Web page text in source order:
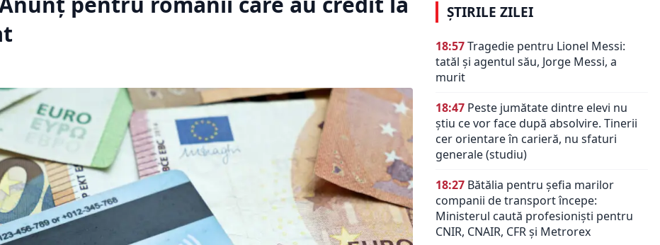
ȘTIRILE ZILEI
18:57Tragedie pentru Lionel Messi:
tatăl și agentul său, Jorge Messi, a
murit
18:47 Peste jumătate dintre elevi nu
știu ce vor face după absolvire. Tinerii
cer orientare în carieră, nu sfaturi
generale (studiu)
18:27 Bătălia pentru șefia marilor
companii de transport începe:
Ministerul caută profesioniști pentru
CNIR, CNAIR, CFR și Metrorex